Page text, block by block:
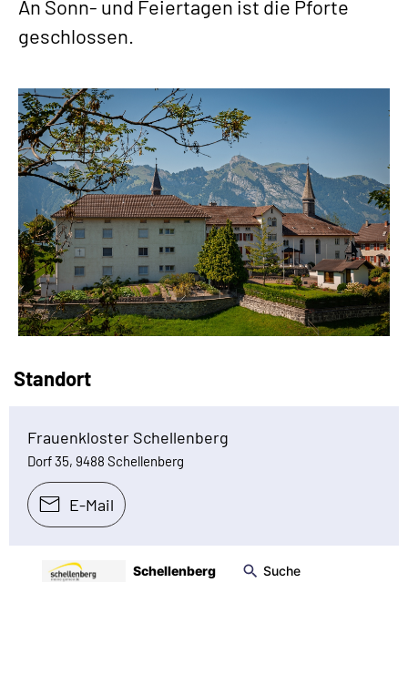
An Sonn- und Feiertagen ist die Pforte
geschlossen.
Standort
Frauenkloster Schellenberg
Dorf 35, 9488 Schellenberg
E-Mail